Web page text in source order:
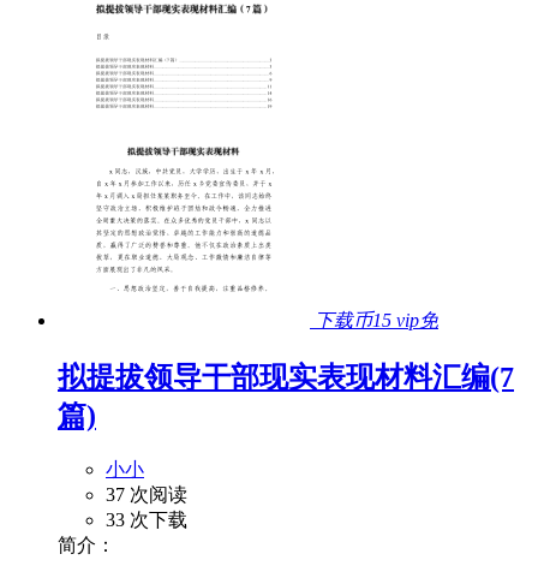
下载币15 vip免
拟提拔领导干部现实表现材料汇编(7
篇)
小小
37 次阅读
33 次下载
简介：